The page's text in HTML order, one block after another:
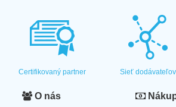
Certifikovaný partner Sieť dodávateľov
O nás